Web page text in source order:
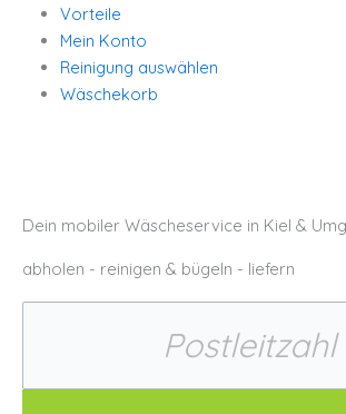
Vorteile
Mein Konto
Reinigung auswählen
Wäschekorb
Dein mobiler Wäscheservice in Kiel &
abholen - reinigen & bügeln - liefern